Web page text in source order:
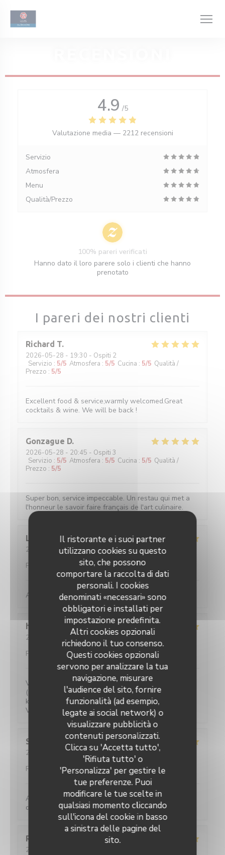
Il ristorante e i suoi partner
utilizzano cookies su questo
sito, che possono
comportare la raccolta di dati
personali. I cookies
denominati «necessari» sono
obbligatori e installati per
impostazione predefinita.
Altri cookies opzionali
richiedono il tuo consenso.
Questi cookies opzionali
servono per analizzare la tua
navigazione, misurare
l'audience del sito, fornire
funzionalità (ad esempio,
legate ai social network) o
visualizzare pubblicità o
contenuti personalizzati.
Clicca su 'Accetta tutto',
'Rifiuta tutto' o
'Personalizza' per gestire le
tue preferenze. Puoi
modificare le tue scelte in
qualsiasi momento cliccando
sull'icona del cookie in basso
a sinistra delle pagine del
sito.
I pareri dei nostri clienti
Richard T
2026-05-28 - 19:30 - Ospiti 2
Servizio : 5/5 Atmosfera : 5/5 Cucina : 5/5 Qualità /
Prezzo : 5/5
Excellent food & service,warmly welcomed.Great
cocktails & wine. We will be back !
Gonzague D
2026-05-28 - 20:45 - Ospiti 3
Servizio : 5/5 Atmosfera : 5/5 Cucina : 5/5 Qualità /
Prezzo : 5/5
Super bon, service impeccable. Un restau qui met a
l'honneur le savoir faire français de l'art culinaire.
Louise
2026-05-25- 19:45 - Ospiti 2
Atmosfera : 5
Prezzo
Absolument parfait, comme toujours !
hans
2026-05-27
- 20:30 - Ospiti 2
/5 Atmosfera:4 /5 Cucina:5/5 Qualità /
Prezzo
Verrassende gerechten voor een eerlijke prijs. Water
(plat of bruis) is gratis. 2-persoons tafeltjes zijn wat
klein maar ze hebben ook niet veel ruimte.
Vriendelijke bediening!
Sylviane
R
2026-05-25
- 13:00 - Ospiti 2
Atmosfera:5/5 Cucina :5
Prezzo
/5
Accueil parfait. Accueil parfait. Plats toujours
délicieux et raffinés.
Romane
2026-05-21
4.9 /5
Valutazione media — 2212 recensioni
Servizio
Atmosfera
Menu
Qualità/Prezzo
100% pareri verificati
Hanno dato il loro parere solo i clienti che hanno
prenotato